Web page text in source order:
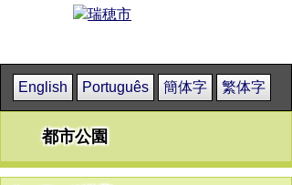
English Português 簡体字 繁体字
都市公園